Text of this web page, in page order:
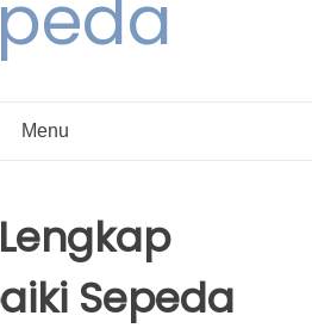
Menu
Sepeda